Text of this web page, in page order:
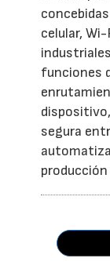
celular,
funciones
segura